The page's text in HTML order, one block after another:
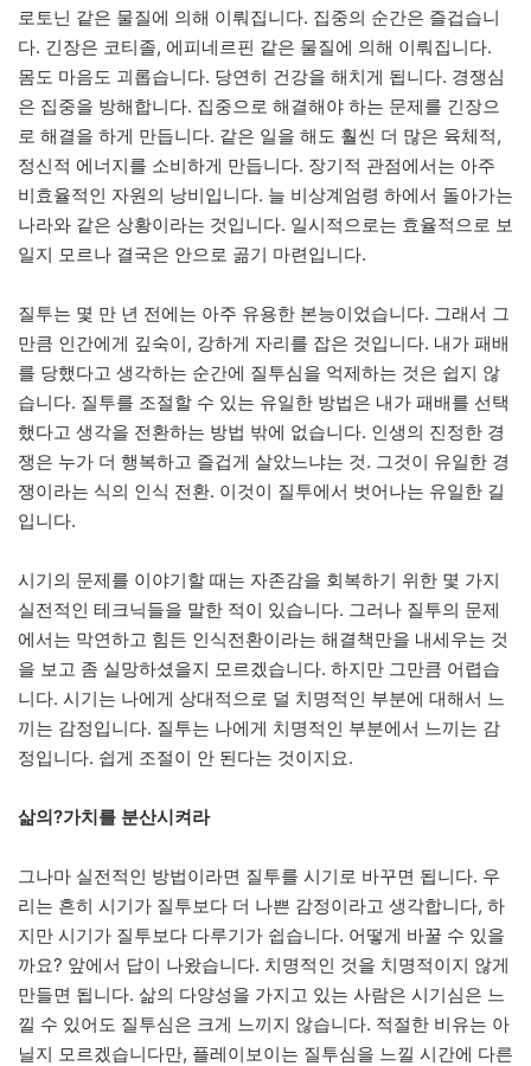
로토닌 같은 물질에 의해 이뤄집니다. 집중의 순간은 즐겁습니
다. 긴장은 코티졸, 에피네르핀 같은 물질에 의해 이뤄집니다.
몸도 마음도 괴롭습니다. 당연히 건강을 해치게 됩니다. 경쟁심
은 집중을 방해합니다. 집중으로 해결해야 하는 문제를 긴장으
로 해결을 하게 만듭니다. 같은 일을 해도 훨씬 더 많은 육체적,
정신적 에너지를 소비하게 만듭니다. 장기적 관점에서는 아주
비효율적인 자원의 낭비입니다. 늘 비상계엄령 하에서 돌아가는
나라와 같은 상황이라는 것입니다. 일시적으로는 효율적으로 보
일지 모르나 결국은 안으로 곪기 마련입니다.
질투는 몇 만 년 전에는 아주 유용한 본능이었습니다. 그래서 그
만큼 인간에게 깊숙이, 강하게 자리를 잡은 것입니다. 내가 패배
를 당했다고 생각하는 순간에 질투심을 억제하는 것은 쉽지 않
습니다. 질투를 조절할 수 있는 유일한 방법은 내가 패배를 선택
했다고 생각을 전환하는 방법 밖에 없습니다. 인생의 진정한 경
쟁은 누가 더 행복하고 즐겁게 살았느냐는 것. 그것이 유일한 경
쟁이라는 식의 인식 전환. 이것이 질투에서 벗어나는 유일한 길
입니다.
시기의 문제를 이야기할 때는 자존감을 회복하기 위한 몇 가지
실전적인 테크닉들을 말한 적이 있습니다. 그러나 질투의 문제
에서는 막연하고 힘든 인식전환이라는 해결책만을 내세우는 것
을 보고 좀 실망하셨을지 모르겠습니다. 하지만 그만큼 어렵습
니다. 시기는 나에게 상대적으로 덜 치명적인 부분에 대해서 느
끼는 감정입니다. 질투는 나에게 치명적인 부분에서 느끼는 감
정입니다. 쉽게 조절이 안 된다는 것이지요.
삶의?가치를 분산시켜라
그나마 실전적인 방법이라면 질투를 시기로 바꾸면 됩니다. 우
리는 흔히 시기가 질투보다 더 나쁜 감정이라고 생각합니다, 하
지만 시기가 질투보다 다루기가 쉽습니다. 어떻게 바꿀 수 있을
까요? 앞에서 답이 나왔습니다. 치명적인 것을 치명적이지 않게
만들면 됩니다. 삶의 다양성을 가지고 있는 사람은 시기심은 느
낄 수 있어도 질투심은 크게 느끼지 않습니다. 적절한 비유는 아
닐지 모르겠습니다만, 플레이보이는 질투심을 느낄 시간에 다른